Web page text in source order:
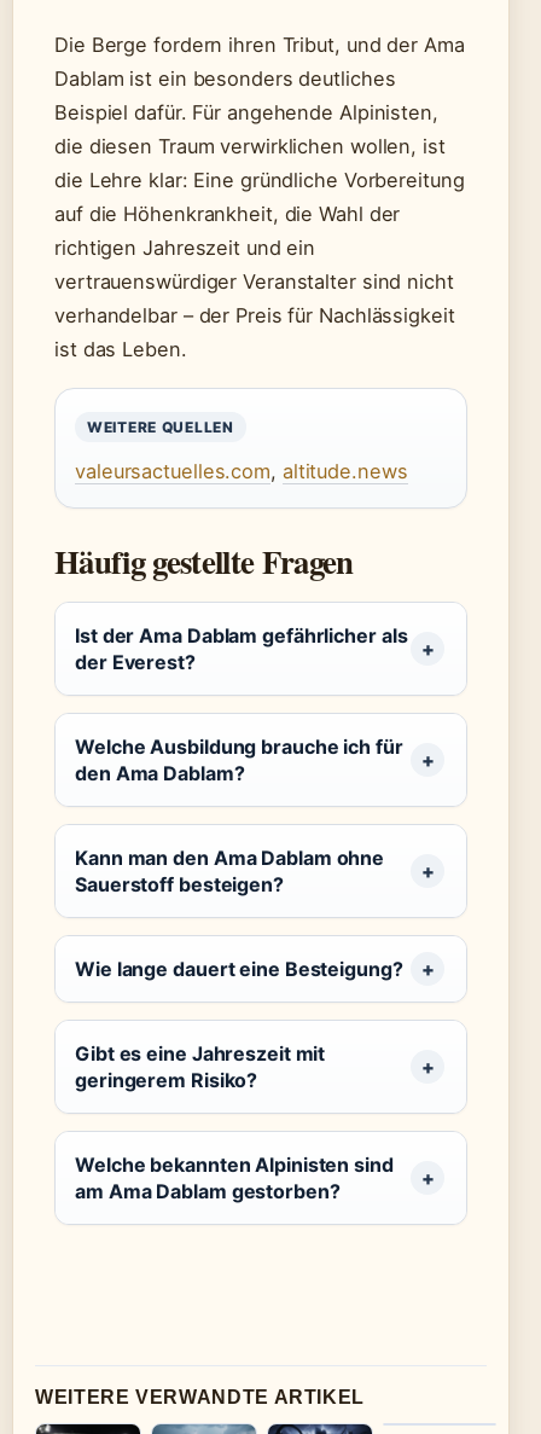
Die Berge fordern ihren Tribut, und der Ama
Dablam ist ein besonders deutliches
Beispiel dafür. Für angehende Alpinisten,
die diesen Traum verwirklichen wollen, ist
die Lehre klar: Eine gründliche Vorbereitung
auf die Höhenkrankheit, die Wahl der
richtigen Jahreszeit und ein
vertrauenswürdiger Veranstalter sind nicht
verhandelbar – der Preis für Nachlässigkeit
ist das Leben.
WEITERE QUELLEN
valeursactuelles.com, altitude.news
Häufig gestellte Fragen
Ist der Ama Dablam gefährlicher als
der Everest?
Welche Ausbildung brauche ich für
den Ama Dablam?
Kann man den Ama Dablam ohne
Sauerstoff besteigen?
Wie lange dauert eine Besteigung?
Gibt es eine Jahreszeit mit
geringerem Risiko?
Welche bekannten Alpinisten sind
am Ama Dablam gestorben?
WEITERE VERWANDTE ARTIKEL